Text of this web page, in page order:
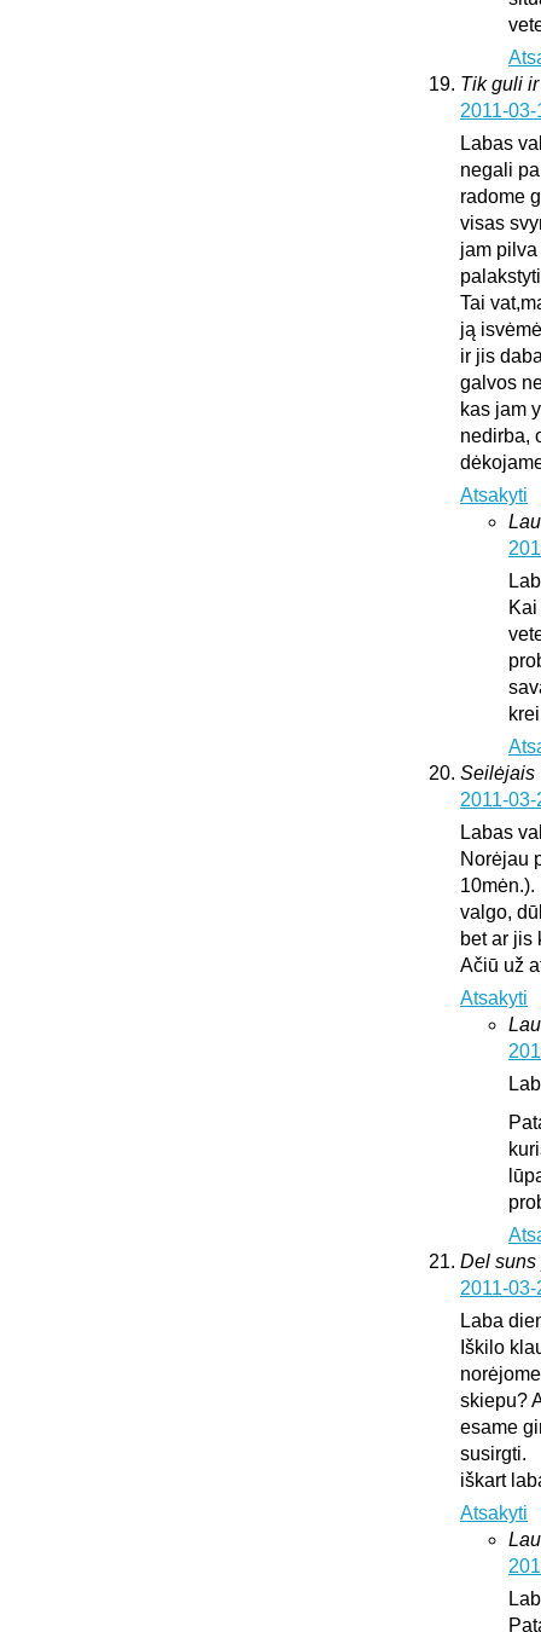
Tik guli
2011-
Labas
negali
radome
visas
jam
Tai
ją
ir jis
galvos
kas jam
nedirba,
Atsakyti
Seilėjais
2011-
Labas
Norėjau
valgo,
bet ar jis
Ačiū už
Atsakyti
Del suns
2011-
Laba
Iškilo
skiepu?
esame
susirgti.
iškart
Atsakyti